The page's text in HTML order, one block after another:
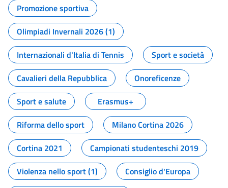
Promozione sportiva
Olimpiadi Invernali 2026 (1)
Internazionali d'Italia di Tennis
Sport e società
Cavalieri della Repubblica
Onoreficenze
Sport e salute
Erasmus+
Riforma dello sport
Milano Cortina 2026
Cortina 2021
Campionati studenteschi 2019
Violenza nello sport (1)
Consiglio d'Europa